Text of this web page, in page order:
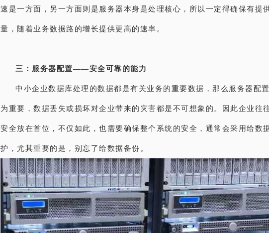
速是一方面，另一方面则是服务器本身是处理核心，所以一定得确保有提
量，随着业务数据路的增长提供更高的速率。
三：服务器配置——安全可靠的能力
中小企业数据库处理的数据都是有关业务的重要数据，那么服务器配
为重要，数据丢失或损坏对企业带来的灾害都是不可想象的。因此企业往
安全放在首位，不仅如此，也需要确保整个系统的安全，通常会采用给数
护，尤其重要的是，别忘了给数据备份。